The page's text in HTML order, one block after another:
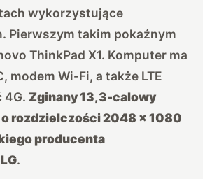
wykorzystujące
Pierwszym takim pokaźnym
ThinkPad X1. Komputer ma
modem Wi-Fi, a także LTE
4G. Zginany 13,3-calowy
rozdzielczości 2048 x 1080
producenta
.